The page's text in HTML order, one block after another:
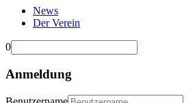
News
Der Verein
0
Anmeldung